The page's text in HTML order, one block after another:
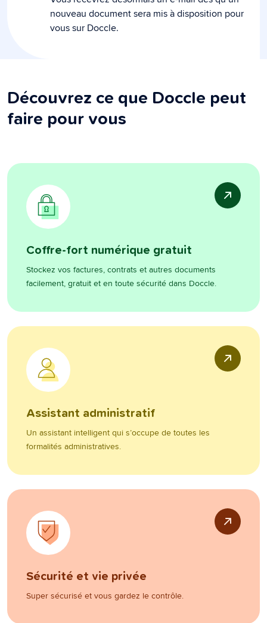
nouveau document sera mis à disposition pour
vous sur Doccle.
Découvrez ce que Doccle peut
faire pour vous
Coffre-fort numérique gratuit
Stockez vos factures, contrats et autres documents
facilement, gratuit et en toute sécurité dans Doccle.
Assistant administratif
Un assistant intelligent qui s’occupe de toutes les
formalités administratives.
Sécurité et vie privée
Super sécurisé et vous gardez le contrôle.